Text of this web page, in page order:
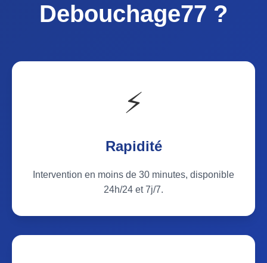
Debouchage77 ?
⚡
Rapidité
Intervention en moins de 30 minutes, disponible
24h/24 et 7j/7.